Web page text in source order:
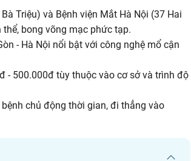
Triệu) và Bệnh viện Mắt Hà Nội (37 Hai
bong võng mạc phức tạp.
- Hà Nội nổi bật với công nghệ mổ cận
- 500.000đ tùy thuộc vào cơ sở và trình độ
chủ động thời gian, đi thẳng vào